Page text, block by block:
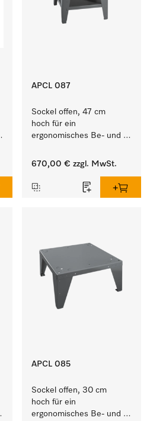
APCL 087
Sockel offen, 47 cm
hoch für ein
ergonomisches Be- und
Waschmaschine und
670,00 € zzgl. MwSt.
APCL 085
Sockel offen, 30 cm
hoch für ein
ergonomisches Be- und